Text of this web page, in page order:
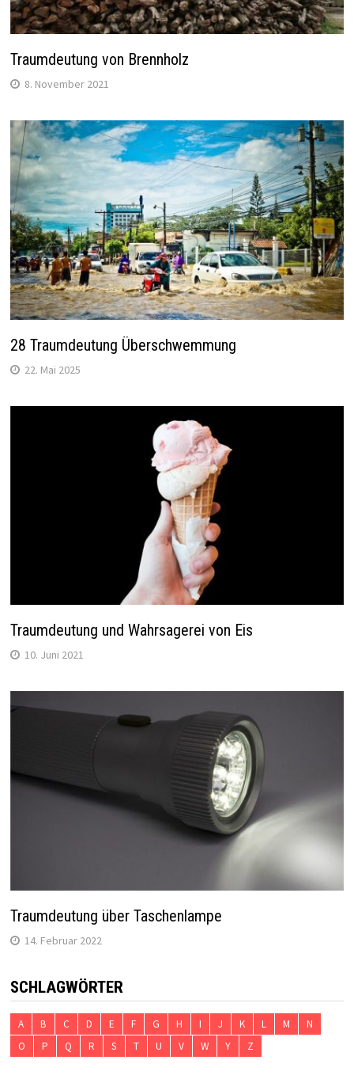
Traumdeutung von Brennholz
8. November 2021
28 Traumdeutung Überschwemmung
22. Mai 2025
Traumdeutung und Wahrsagerei von Eis
10. Juni 2021
Traumdeutung über Taschenlampe
14. Februar 2022
SCHLAGWÖRTER
A B C D E F G H I J K L M
N
O
P Q R S T U V W Y Z